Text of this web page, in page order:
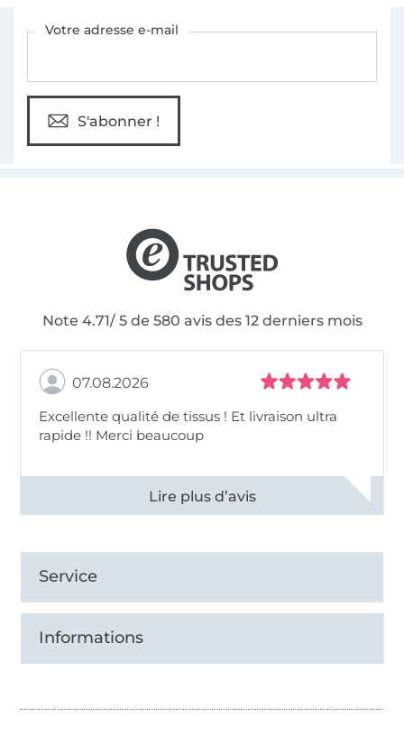
Votre adresse e-mail
S'abonner !
Note 4.71/ 5 de 580 avis des 12 derniers mois
07.08.2026
Excellente qualité de tissus ! Et livraison ultra
rapide !! Merci beaucoup
Voir tous les 11498 commentaires
Service
Informations